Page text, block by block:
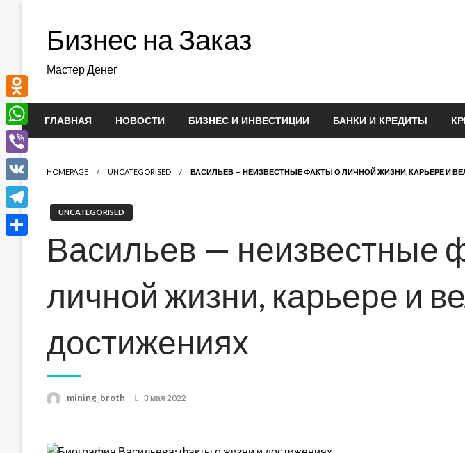
содержимомуБизнес на Заказ
Мастер Денег
ГЛАВНАЯ НОВОСТИ БИЗНЕС И ИНВЕСТИЦИИ БАНКИ И КРЕДИТЫ
HOMEPAGE UNCATEGORISED ВАСИЛЬЕВ — НЕИЗВЕСТНЫЕ ФАКТЫ О ЛИЧНОЙ ЖИЗНИ, КАРЬЕРЕ И
UNCATEGORISED
Васильев — неизвестные
личной жизни, карьере и
достижениях
mining_broth
Posted
3 мая 2022
Odnoklassniki
WhatsApp
Viber
VK
Telegram
Отправить